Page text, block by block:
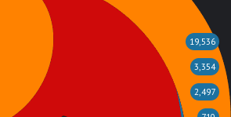
19,536
3,354
2,497